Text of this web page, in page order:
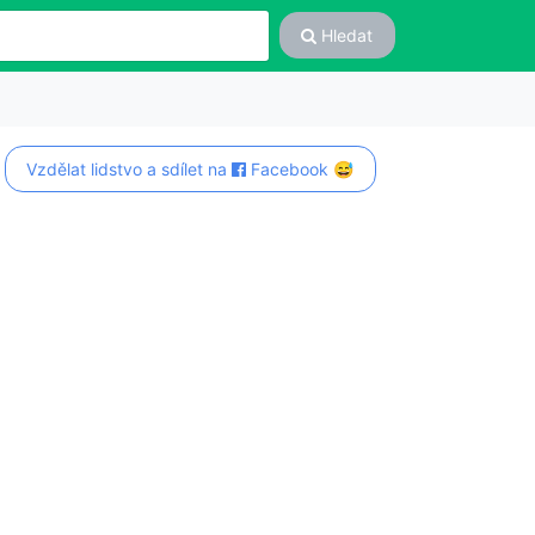
Hledat
Vzdělat lidstvo a sdílet na Facebook 😅